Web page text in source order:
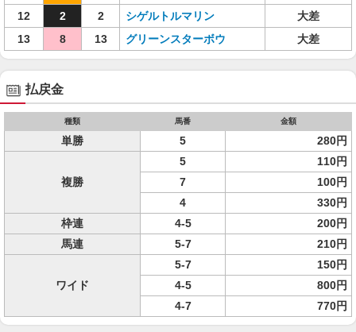
12
2 2 シゲルトルマリン
大差
13
8 13 グリーンスターボウ 大差
払戻金
種類 馬番 金額
単勝 5 280円
複勝
5
110円
7
100円
4
330円
枠連
4-5
200円
馬連
5-7 210円
ワイド
5-7
150円
4-5
800円
4-7
770円